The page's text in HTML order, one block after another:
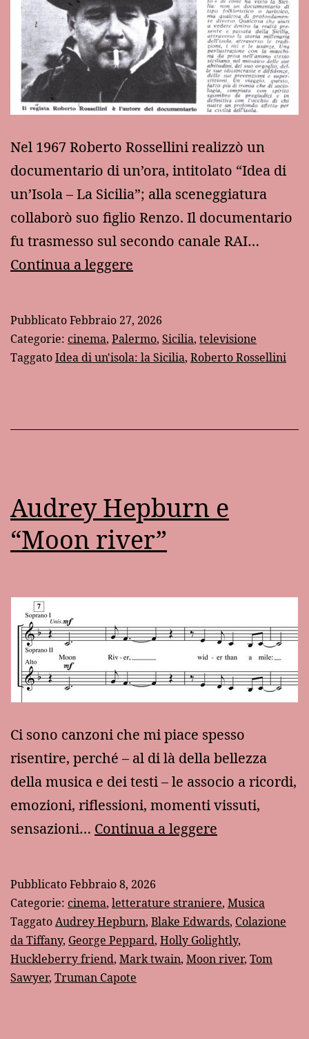
Nel 1967 Roberto Rossellini realizzò un
documentario di un’ora, intitolato “Idea di
un’Isola – La Sicilia”; alla sceneggiatura
collaborò suo figlio Renzo. Il documentario
fu trasmesso sul secondo canale RAI…
Continua a leggere
–
La
Roberto
PubblicatoFebbraio 27, 2026
Categorie: cinema, Palermo, Sicilia, televisione
TaggatoIdea di un'isola: la Sicilia, Roberto Rossellini
Audrey Hepburn e
“Moon river”
Ci sono canzoni che mi piace spesso
risentire, perché – al di là della bellezza
della musica e dei testi – le associo a ricordi,
emozioni, riflessioni, momenti vissuti,
sensazioni… Continua a leggere
“Moon
river”
PubblicatoFebbraio 8, 2026
Categorie: cinema, letterature straniere, Musica
TaggatoAudrey Hepburn, Blake Edwards, Colazione
da Tiffany, George Peppard, Holly Golightly,
Huckleberry friend, Mark twain, Moon river, Tom
Sawyer, Truman Capote